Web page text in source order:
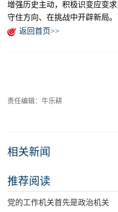
增强历史主动，积极识变应变
守住方向、在挑战中开辟新局。
返回首页>>
责任编辑：牛乐耕
相关新闻
推荐阅读
党的工作机关首先是政治机关